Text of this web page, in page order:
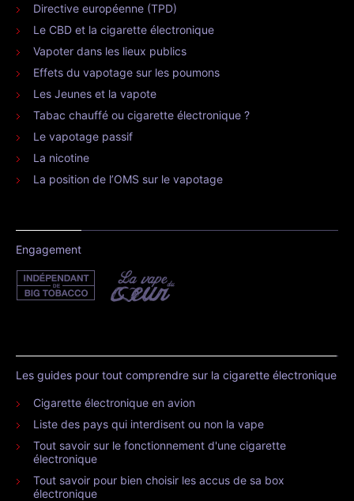
Directive européenne (TPD)
Le CBD et la cigarette électronique
Vapoter dans les lieux publics
Effets du vapotage sur les poumons
Les Jeunes et la vapote
Tabac chauffé ou cigarette électronique ?
Le vapotage passif
La nicotine
La position de l’OMS sur le vapotage
Engagement
Les guides pour tout comprendre sur la cigarette électronique
Cigarette électronique en avion
Liste des pays qui interdisent ou non la vape
Tout savoir sur le fonctionnement d'une cigarette
électronique
Tout savoir pour bien choisir les accus de sa box
électronique